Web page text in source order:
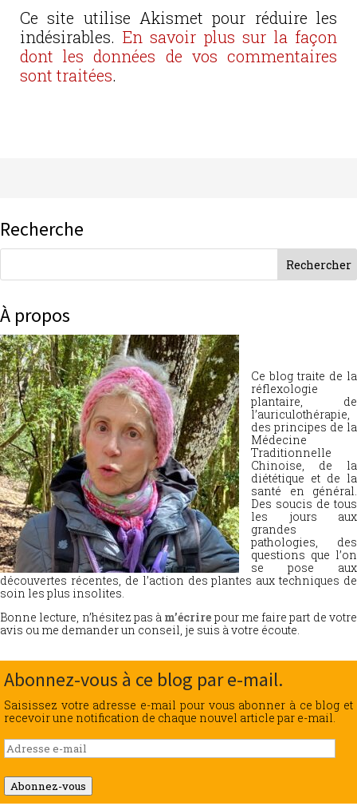
Ce site utilise Akismet pour réduire les
indésirables. En savoir plus sur la façon
dont les données de vos commentaires
sont traitées.
Recherche
À propos
Ce blog traite de la
réflexologie
plantaire, de
l’auriculothérapie,
des principes de la
Médecine
Traditionnelle
Chinoise, de la
diététique et de la
santé en général.
Des soucis de tous
les jours aux
grandes
pathologies, des
questions que l’on
se pose aux
découvertes récentes, de l’action des plantes aux techniques de
soin les plus insolites.
Bonne lecture, n’hésitez pas à m’écrire pour me faire part de votre
avis ou me demander un conseil, je suis à votre écoute.
Abonnez-vous à ce blog par e-mail.
Saisissez votre adresse e-mail pour vous abonner à ce blog et
recevoir une notification de chaque nouvel article par e-mail.
Adresse
e-
mail
Abonnez-vous